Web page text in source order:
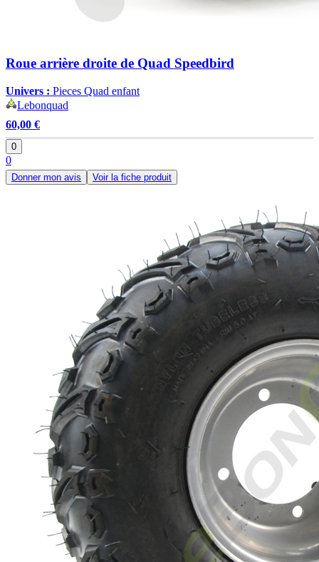
Roue arrière droite de Quad Speedbird
Univers : Pieces Quad enfant
Lebonquad
60,00 €
0
0
Donner mon avis Voir la fiche produit